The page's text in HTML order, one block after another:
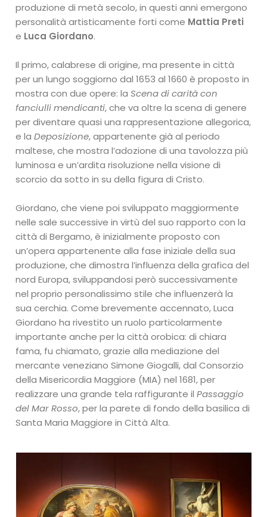
produzione di metà secolo, in questi anni emergono
personalità artisticamente forti come Mattia Preti
e Luca Giordano.
Il primo, calabrese di origine, ma presente in città
per un lungo soggiorno dal 1653 al 1660 è proposto in
mostra con due opere: laScena di carità con
fanciulli mendicanti, che va oltre la scena di genere
per diventare quasi una rappresentazione allegorica,
e laDeposizione, appartenente già al periodo
maltese, che mostra l’adozione di una tavolozza più
luminosa e un’ardita risoluzione nella visione di
scorcio da sotto in su della figura di Cristo.
Giordano, che viene poi sviluppato maggiormente
nelle sale successive in virtù del suo rapporto con la
città di Bergamo, è inizialmente proposto con
un’opera appartenente alla fase iniziale della sua
produzione, che dimostra l’influenza della grafica del
nord Europa, sviluppandosi però successivamente
nel proprio personalissimo stile che influenzerà la
sua cerchia. Come brevemente accennato, Luca
Giordano ha rivestito un ruolo particolarmente
importante anche per la città orobica: di chiara
fama, fu chiamato, grazie alla mediazione del
mercante veneziano Simone Giogalli, dal Consorzio
della Misericordia Maggiore (MIA) nel 1681, per
realizzare una grande tela raffigurante ilPassaggio
del Mar Rosso, per la parete di fondo della basilica di
Santa Maria Maggiore in Città Alta.